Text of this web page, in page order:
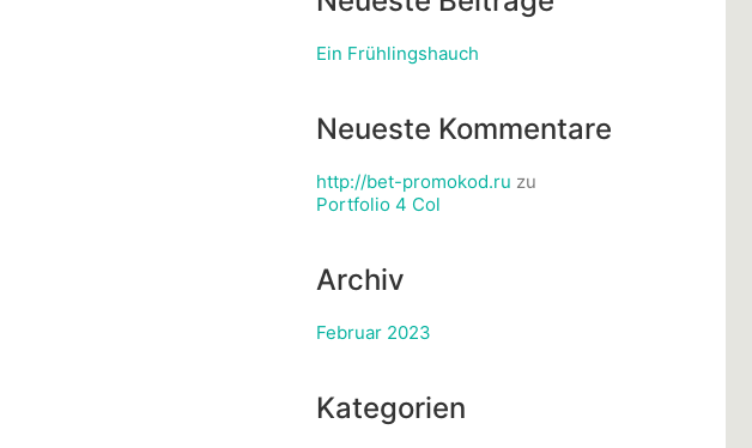
Ein Frühlingshauch
Neueste Kommentare
http://bet-promokod.ru zu
Portfolio 4 Col
Archiv
Februar 2023
Kategorien